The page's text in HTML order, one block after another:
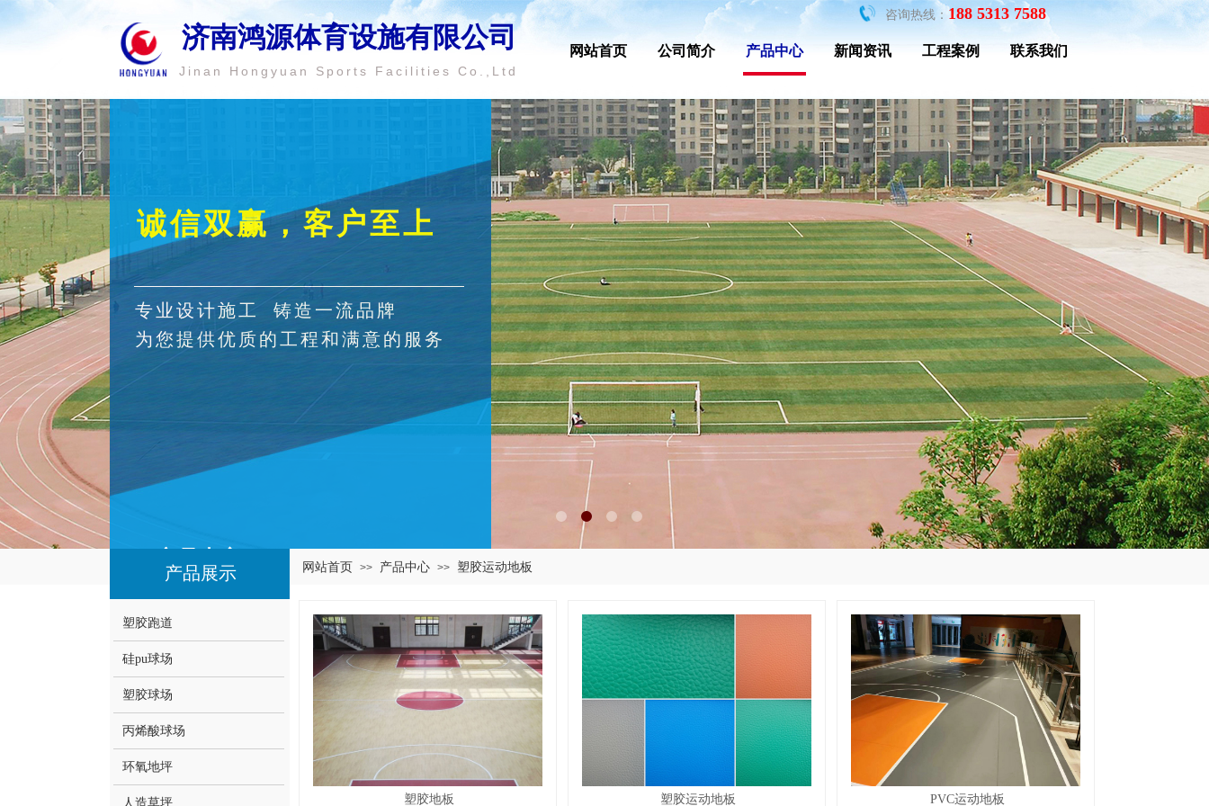
咨询热线： 188 5313 7588
网站首页 公司简介 产品中心 新闻资讯 工程案例 联系我们
济南鸿源体育设施有限公司
Jinan Hongyuan Sports Facilities Co.,Ltd
诚信双赢，客户至上
专业设计施工 铸造一流品牌
为您提供优质的工程和满意的服务
产品展示
产品中心 网站首页 >> 产品中心 >> 塑胶运动地板
塑胶跑道
硅pu球场
塑胶球场
丙烯酸球场
环氧地坪
人造草坪 塑胶地板 塑胶运动地板 PVC运动地板